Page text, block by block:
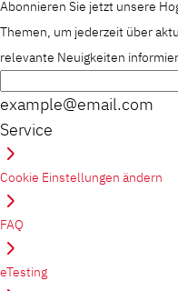
Abonnieren Sie jetzt unsere
Themen, um jederzeit über
relevante Neuigkeiten
example@email.com
Service
Cookie Einstellungen ändern
FAQ
eTesting